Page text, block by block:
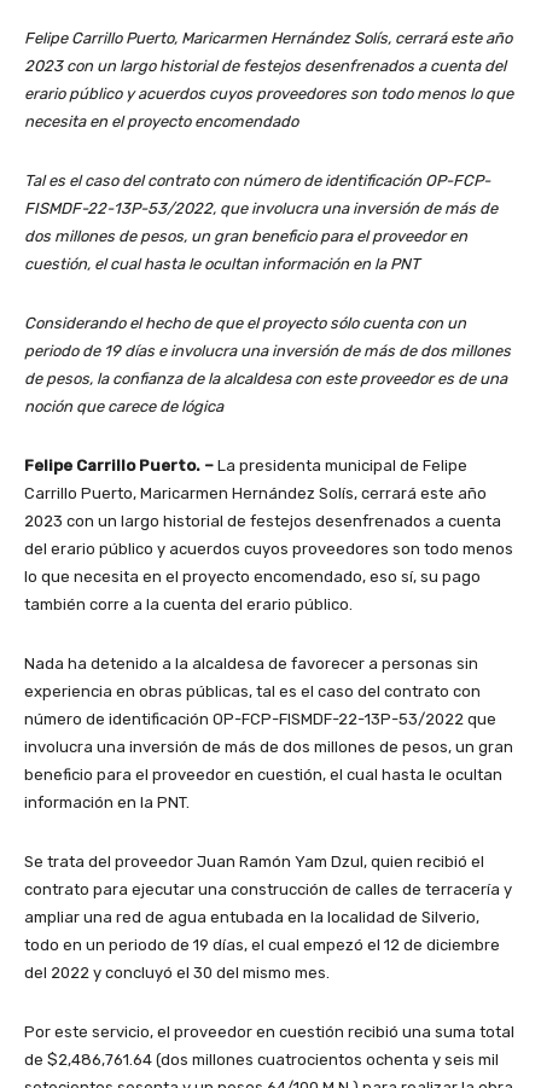
Felipe Carrillo Puerto, Maricarmen Hernández Solís, cerrará este año
2023 con un largo historial de festejos desenfrenados a cuenta del
erario público y acuerdos cuyos proveedores son todo menos lo que
necesita en el proyecto encomendado
Tal es el caso del contrato con número de identificación OP-FCP-
FISMDF-22-13P-53/2022, que involucra una inversión de más de
dos millones de pesos, un gran beneficio para el proveedor en
cuestión, el cual hasta le ocultan información en la PNT
Considerando el hecho de que el proyecto sólo cuenta con un
periodo de 19 días e involucra una inversión de más de dos millones
de pesos, la confianza de la alcaldesa con este proveedor es de una
noción que carece de lógica
Felipe Carrillo Puerto. – La presidenta municipal de Felipe
Carrillo Puerto, Maricarmen Hernández Solís, cerrará este año
2023 con un largo historial de festejos desenfrenados a cuenta
del erario público y acuerdos cuyos proveedores son todo menos
lo que necesita en el proyecto encomendado, eso sí, su pago
también corre a la cuenta del erario público.
Nada ha detenido a la alcaldesa de favorecer a personas sin
experiencia en obras públicas, tal es el caso del contrato con
número de identificación OP-FCP-FISMDF-22-13P-53/2022 que
involucra una inversión de más de dos millones de pesos, un gran
beneficio para el proveedor en cuestión, el cual hasta le ocultan
información en la PNT.
Se trata del proveedor Juan Ramón Yam Dzul, quien recibió el
contrato para ejecutar una construcción de calles de terracería y
ampliar una red de agua entubada en la localidad de Silverio,
todo en un periodo de 19 días, el cual empezó el 12 de diciembre
del 2022 y concluyó el 30 del mismo mes.
Por este servicio, el proveedor en cuestión recibió una suma total
de $2,486,761.64 (dos millones cuatrocientos ochenta y seis mil